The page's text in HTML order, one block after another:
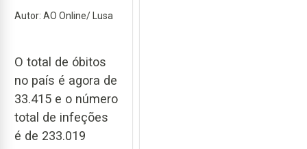
Autor: AO Online/ Lusa
O total de óbitos
no país é agora de
33.415 e o número
total de infeções
é de 233.019